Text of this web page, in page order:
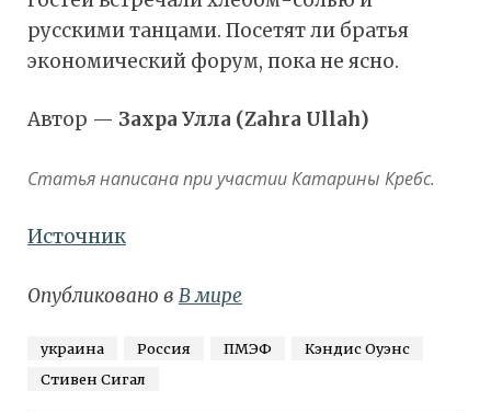
русскими танцами. Посетят ли братья
экономический форум, пока не ясно.
Автор — Захра Улла (Zahra Ullah)
Статья написана при участии Катарины Кребс.
Источник
Опубликовано в В мире
украина Россия ПМЭФ
Кэндис Оуэнс
Стивен Сигал